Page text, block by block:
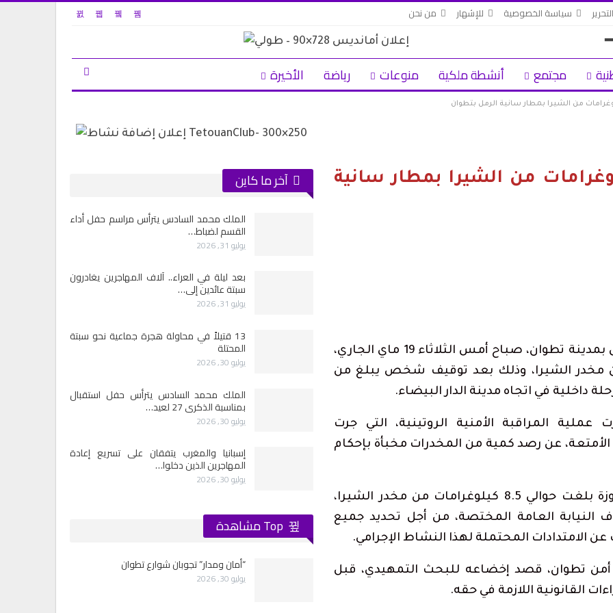
سياسة الخصوصية للإشهار من نحن
مجتمع أنشطة ملكية منوعات رياضة الأخيرة
محاولة تهريب 8.5 كيلوغرامات من الشيرا بمطار سانية
تمكنت المصالح الأمنية بمطار سانية الرمل بمدينة تطوان، صباح أمس الثلاثاء 19 ماي الجاري،
مخدر الشيرا، وذلك بعد توقيف شخص يبلغ من
المراقبة الأمنية الروتينية، التي جرت
عن رصد كمية من المخدرات مخبأة بإحكام
وأوضحت المصادر ذاتها أن الكمية المحجوزة بلغت حوالي 8.5 كيلوغرامات من مخدر الشيرا،
العامة المختصة، من أجل تحديد جميع
المحتملة لهذا النشاط الإجرامي.
أمن تطوان، قصد إخضاعه للبحث التمهيدي، قبل
القانونية اللازمة في حقه.
آخر ما كاين
زالوا
المدينة شيئاً؟
أغسطس 1, 2026
أغسطس 1, 2026
الملك محمد السادس يترأس حفل الولاء
الملك محمد السادس يترأس مراسم حفل أداء
القسم لضباط…
يوليو 31, 2026
بعد ليلة في العراء.. آلاف المهاجرين يغادرون
سبتة عائدين إلى…
يوليو 31, 2026
13 قتيلاً في محاولة هجرة جماعية نحو سبتة
المحتلة
يوليو 30, 2026
الملك محمد السادس يترأس حفل استقبال
بمناسبة الذكرى 27 لعيد…
يوليو 30, 2026
إسبانيا والمغرب يتفقان على تسريع إعادة
المهاجرين الذين دخلوا…
يوليو 30, 2026
محشوة أحكام بالحبس في حق سائقي سيارات أجرة
بتطوان على خلفية أحداث…
أغسطس 5, 2026
“أمان ومدار” تجوبان شوارع تطوان
يوليو 30, 2026